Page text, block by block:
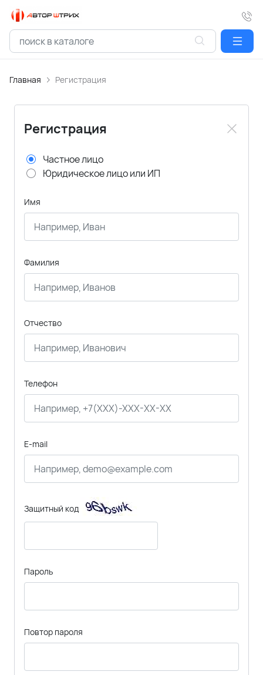
Главная Регистрация
Регистрация
Частное лицо
Юридическое лицо или ИП
Имя
Фамилия
Отчество
Телефон
E-mail
Защитный код
Пароль
Повтор пароля